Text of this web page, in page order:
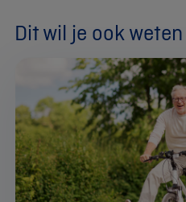
Dit wil je ook weten